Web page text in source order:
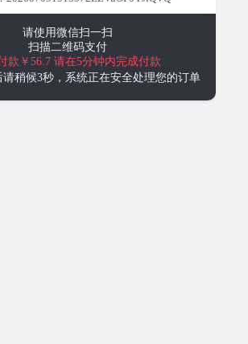
请使用微信扫一扫
扫描二维码支付
款￥56.7 请在5分钟内完成付款
请稍候3秒，系统正在安全处理您的订单